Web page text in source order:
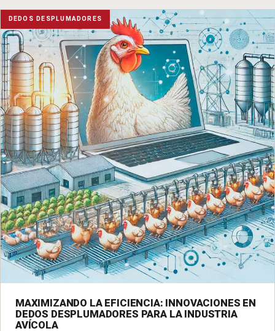
DEDOS DESPLUMADORES
MAXIMIZANDO LA EFICIENCIA: INNOVACIONES EN
DEDOS DESPLUMADORES PARA LA INDUSTRIA
AVÍCOLA